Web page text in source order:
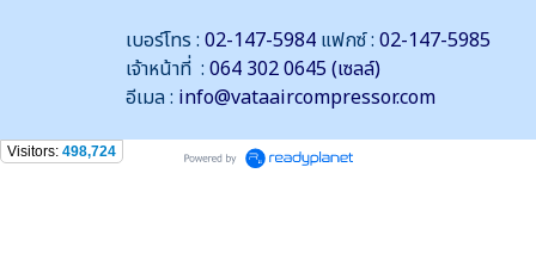
เบอร์โทร : 02-147-5984 แฟกซ์ : 02-147-5985
เจ้าหน้าที่ : 064 302 0645 (เซลล์)
อีเมล : info@vataaircompressor.com
Visitors: 498,724